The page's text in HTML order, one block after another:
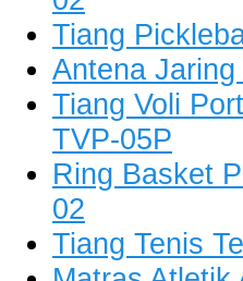
Tiang
Antena Jaring
Tiang Voli
TVP-05P
Ring Basket
02
Tiang Tenis